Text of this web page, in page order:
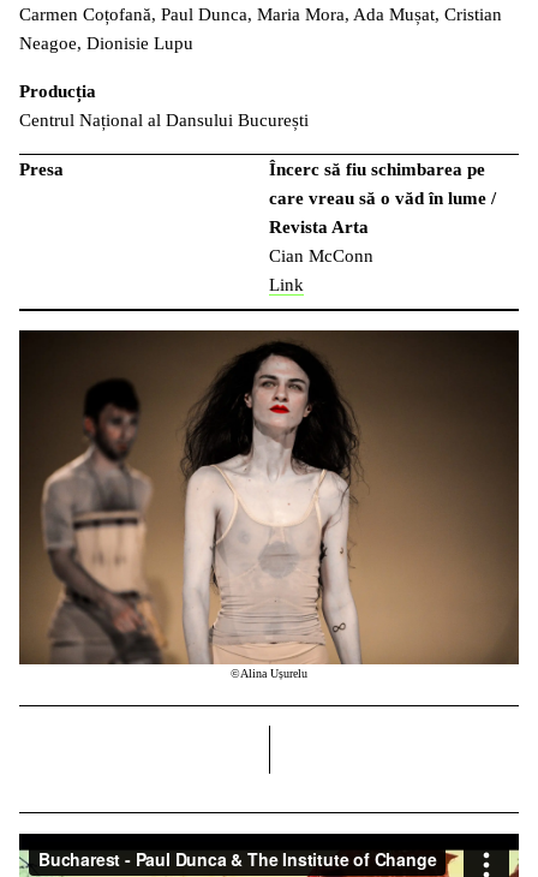
Carmen Coțofană, Paul Dunca, Maria Mora, Ada Mușat, Cristian
Neagoe, Dionisie Lupu
Producția
Centrul Național al Dansului București
Presa
Încerc să fiu schimbarea pe
care vreau să o văd în lume /
Revista Arta
Cian McConn
Link
©Alina Ușurelu